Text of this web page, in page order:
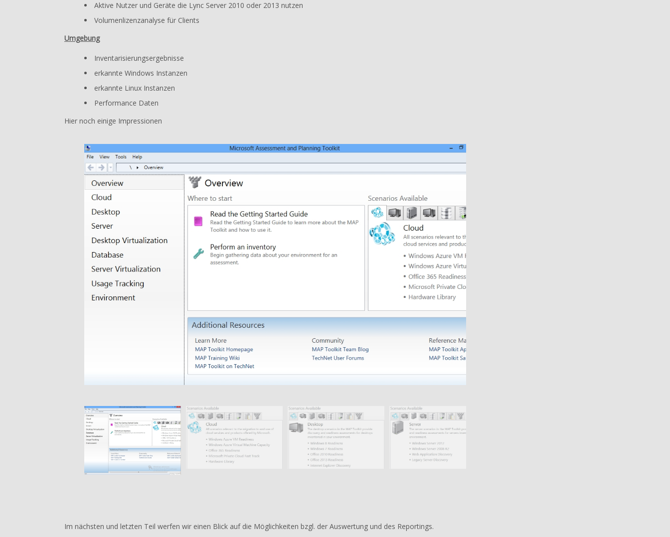
Aktive Nutzer und Geräte die Lync Server 2010 oder 2013 nutzen
Volumenlizenzanalyse für Clients
Umgebung
Inventarisierungsergebnisse
erkannte Windows Instanzen
erkannte Linux Instanzen
Performance Daten
Hier noch einige Impressionen
Im nächsten und letzten Teil werfen wir einen Blick auf die Möglichkeiten bzgl. der Auswertung und des Reportings.